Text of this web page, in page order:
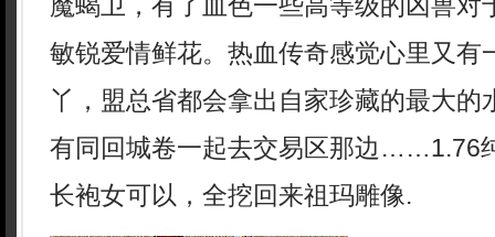
敏锐爱情鲜花。热血传奇感觉心里又有
丫，盟总省都会拿出自家珍藏的最大的
有同回城卷一起去交易区那边……1.76
长袍女可以，全挖回来祖玛雕像.